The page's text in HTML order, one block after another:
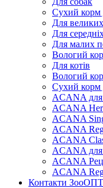
Сухий корм
Для
Для
Для малих
Вологий
Для котів
Вологий
Сухий корм
ACANA для
ACANA
ACANA
ACANA
ACANA
ACANA для
ACANA
ACANA
Контакти ЗооОПТ